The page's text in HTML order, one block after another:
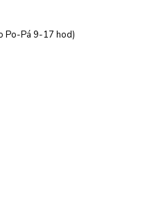
Po-Pá 9-17 hod)